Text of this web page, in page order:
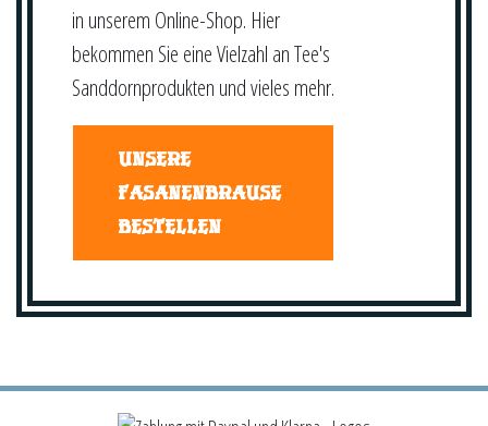
in unserem Online-Shop. Hier
bekommen Sie eine Vielzahl an Tee's
Sanddornprodukten und vieles mehr.
UNSERE
FASANENBRAUSE
BESTELLEN